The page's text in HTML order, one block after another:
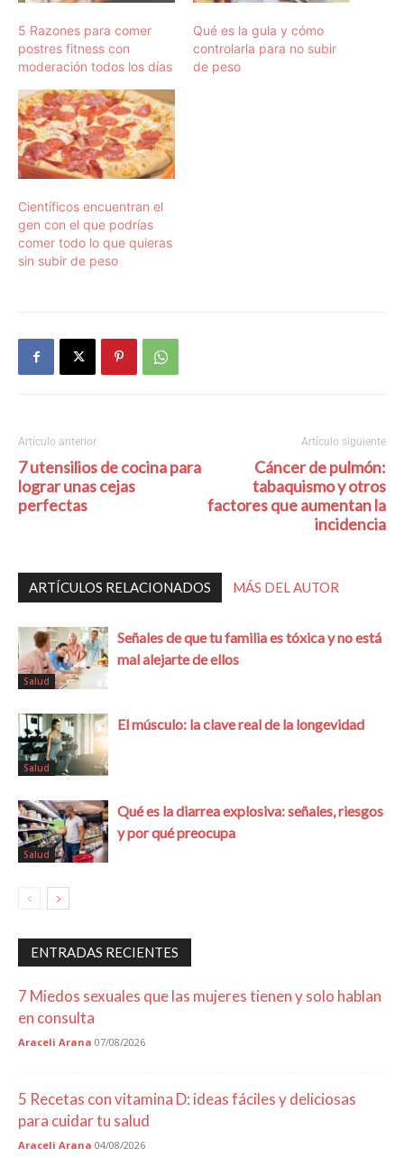
5 Razones para comer
postres fitness con
moderación todos los días
Qué es la gula y cómo
controlarla para no subir
de peso
Científicos encuentran el
gen con el que podrías
comer todo lo que quieras
sin subir de peso
Artículo anterior
7 utensilios de cocina para
lograr unas cejas
perfectas
Artículo siguiente
Cáncer de pulmón:
tabaquismo y otros
factores que aumentan la
incidencia
ARTÍCULOS RELACIONADOS MÁS DEL AUTOR
Salud
Señales de que tu familia es tóxica y no está
mal alejarte de ellos
Salud
El músculo: la clave real de la longevidad
Salud
Qué es la diarrea explosiva: señales, riesgos
y por qué preocupa
ENTRADAS RECIENTES
7 Miedos sexuales que las mujeres tienen y solo hablan
en consulta
Araceli Arana 07/08/2026
5 Recetas con vitamina D: ideas fáciles y deliciosas
para cuidar tu salud
Araceli Arana 04/08/2026